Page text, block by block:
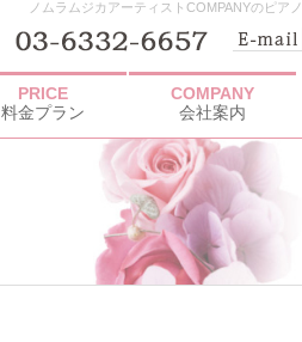
ノムラムジカアーティストCOMPANYのピアノ
PRICE
料金プラン
COMPANY
会社案内